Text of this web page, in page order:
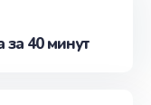
40 минут